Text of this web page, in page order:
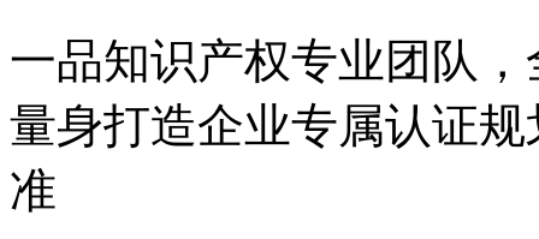
一品知识产权专业团队
量身打造企业专属认证
准